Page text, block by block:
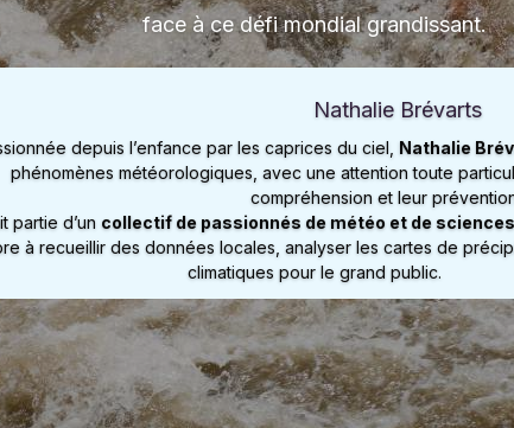
face à ce défi mondial grandissant.
Nathalie Brévarts
depuis l’enfance par les caprices du ciel, Nathalie
phénomènes météorologiques, avec une attention toute
compréhension et leur
partie d’un collectif de passionnés de météo et de
à recueillir des données locales, analyser les cartes de
climatiques pour le grand public.